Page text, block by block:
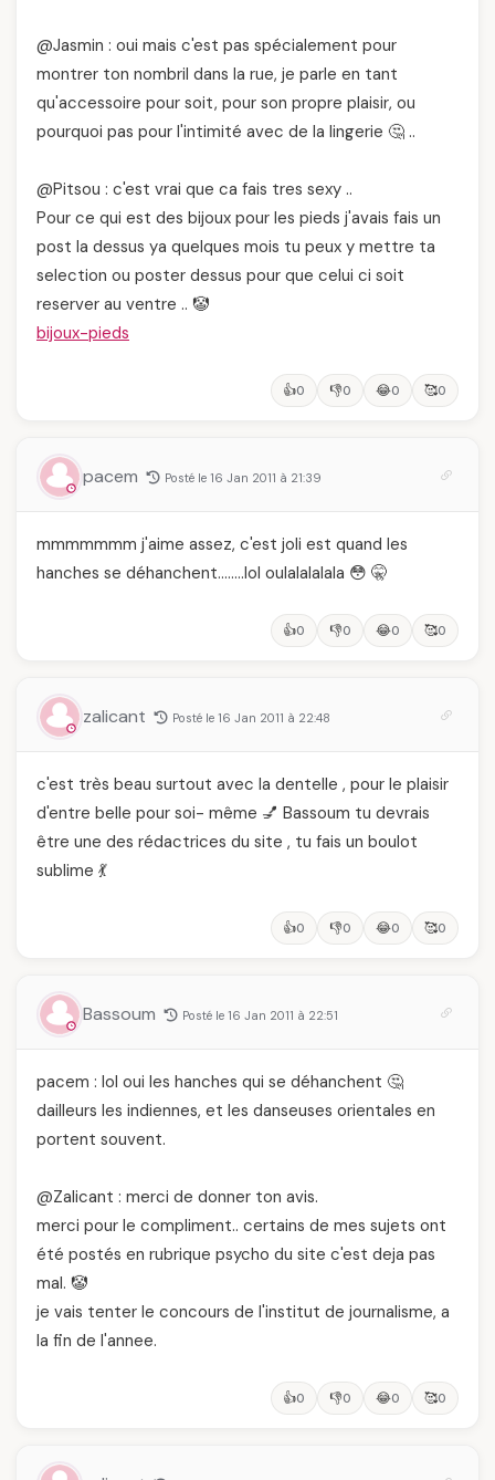
@Jasmin : oui mais c'est pas spécialement pour
montrer ton nombril dans la rue, je parle en tant
qu'accessoire pour soit, pour son propre plaisir, ou
pourquoi pas pour l'intimité avec de la lingerie 🤔 ..
@Pitsou : c'est vrai que ca fais tres sexy ..
Pour ce qui est des bijoux pour les pieds j'avais fais un
post la dessus ya quelques mois tu peux y mettre ta
selection ou poster dessus pour que celui ci soit
reserver au ventre .. 🤡
bijoux-pieds
👍0 👎0 😂0 🥰0
pacem Posté le 16 Jan 2011 à 21:39
mmmmmmm j'aime assez, c'est joli est quand les
hanches se déhanchent……..lol oulalalalala 😳 🤫
👍0 👎0 😂0 🥰0
zalicant Posté le 16 Jan 2011 à 22:48
c'est très beau surtout avec la dentelle , pour le plaisir
d'entre belle pour soi- même 💅 Bassoum tu devrais
être une des rédactrices du site , tu fais un boulot
sublime 💃
👍0 👎0 😂0 🥰0
Bassoum Posté le 16 Jan 2011 à 22:51
pacem : lol oui les hanches qui se déhanchent 🤔
dailleurs les indiennes, et les danseuses orientales en
portent souvent.
@Zalicant : merci de donner ton avis.
merci pour le compliment.. certains de mes sujets ont
été postés en rubrique psycho du site c'est deja pas
mal. 🤡
je vais tenter le concours de l'institut de journalisme, a
la fin de l'annee.
👍0 👎0 😂0 🥰0